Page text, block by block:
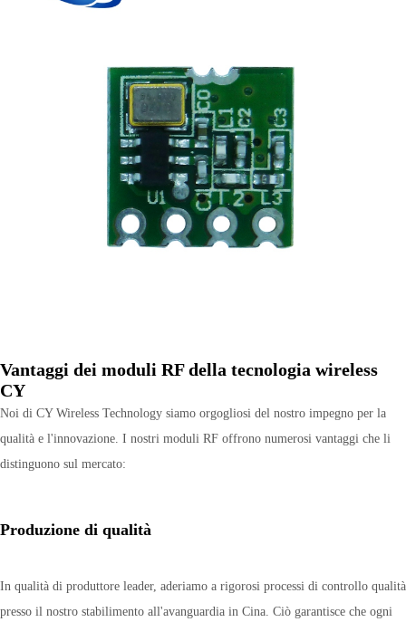
Vantaggi dei moduli RF della tecnologia wireless
CY
Noi di CY Wireless Technology siamo orgogliosi del nostro impegno per la
qualità e l'innovazione. I nostri moduli RF offrono numerosi vantaggi che li
distinguono sul mercato:
Produzione di qualità
In qualità di produttore leader, aderiamo a rigorosi processi di controllo qualità
presso il nostro stabilimento all'avanguardia in Cina. Ciò garantisce che ogni